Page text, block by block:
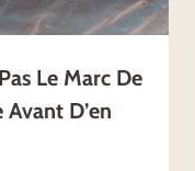
Le Marc De
D’en